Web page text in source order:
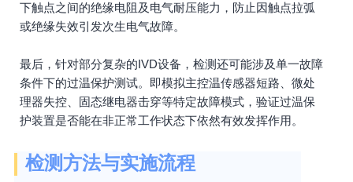
下触点之间的绝缘电阻及电气耐压能力，防止因触点拉弧
或绝缘失效引发次生电气故障。
最后，针对部分复杂的IVD设备，检测还可能涉及单一故障
条件下的过温保护测试。即模拟主控温传感器短路、微处
理器失控、固态继电器击穿等特定故障模式，验证过温保
护装置是否能在非正常工作状态下依然有效发挥作用。
检测方法与实施流程